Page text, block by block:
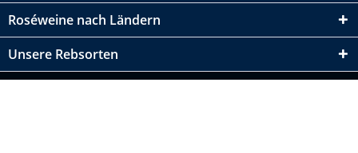
Roséweine nach Ländern
Unsere Rebsorten